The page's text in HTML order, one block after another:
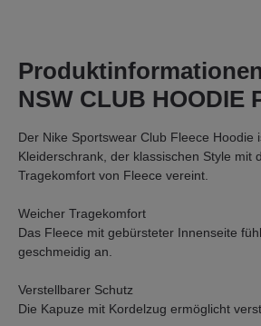
NSW CLUB HOODIE
Der Nike Sportswear Club Fleece Hoodie
Kleiderschrank, der klassischen Style mit
Tragekomfort von Fleece vereint.
Weicher Tragekomfort
Das Fleece mit gebürsteter Innenseite
geschmeidig an.
Verstellbarer Schutz
Die Kapuze mit Kordelzug ermöglicht